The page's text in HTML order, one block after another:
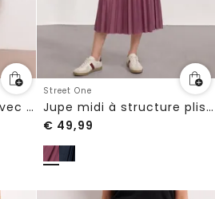
Jupe midi en maille avec imprimé
Street One
Jupe midi à structure plissée
€ 49,99